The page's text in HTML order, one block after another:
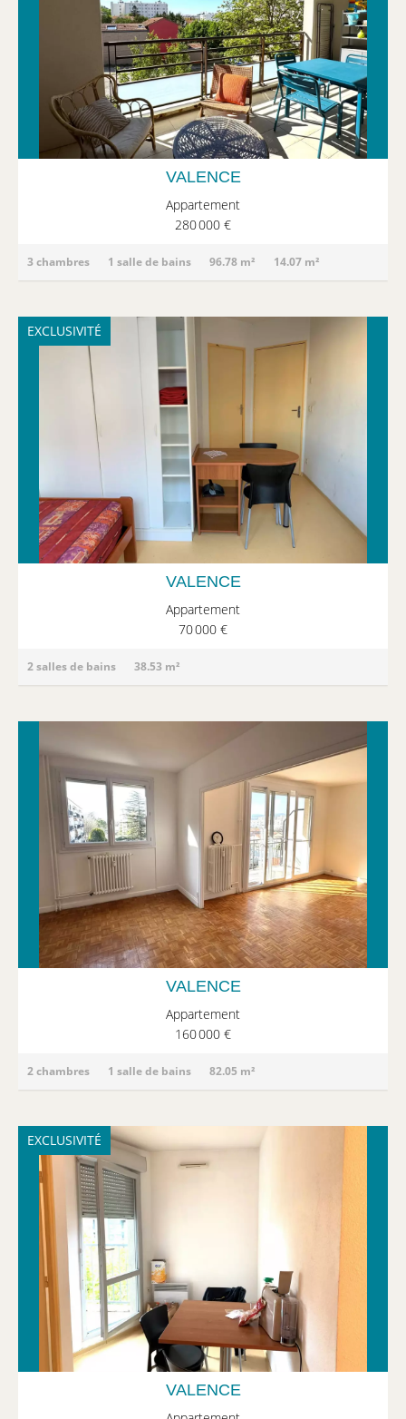
VALENCE
Appartement
280 000 €
3 chambres 1 salle de bains 96.78 m² 14.07 m²
VALENCE
Appartement
70 000 €
2 salles de bains 38.53 m²
EXCLUSIVITÉ
VALENCE
Appartement
160 000 €
2 chambres 1 salle de bains 82.05 m²
VALENCE
EXCLUSIVITÉ